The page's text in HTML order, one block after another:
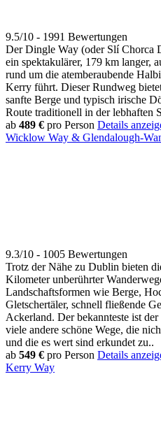
9.5/10 - 1991 Bewertungen
Der Dingle Way (oder Slí Chorca
ein spektakulärer, 179 km langer,
rund um die atemberaubende
Kerry führt. Dieser Rundweg
sanfte Berge und typisch irische
Route traditionell in der lebhaften
ab 489 € pro Person Details
Wicklow Way & Glendalough-
9.3/10 - 1005 Bewertungen
Trotz der Nähe zu Dublin bieten
Kilometer unberührter
Landschaftsformen wie Berge,
Gletschertäler, schnell fließende
Ackerland. Der bekannteste ist
viele andere schöne Wege, die
und die es wert sind erkundet zu..
ab 549 € pro Person Details
Kerry Way